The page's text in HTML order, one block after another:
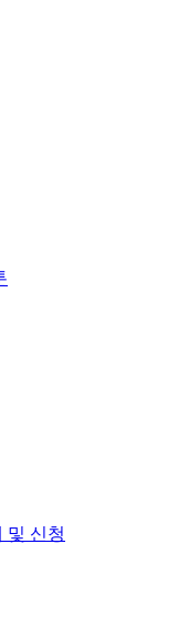
및 신청